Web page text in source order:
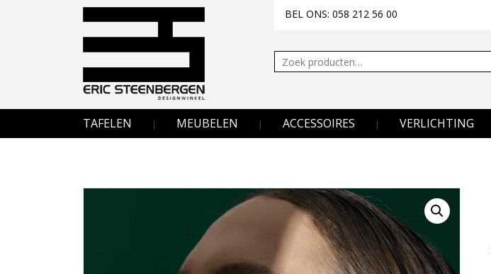
BEL ONS: 058 212 56 00
Zoeken:
TAFELEN MEUBELEN ACCESSOIRES VERLICHTING